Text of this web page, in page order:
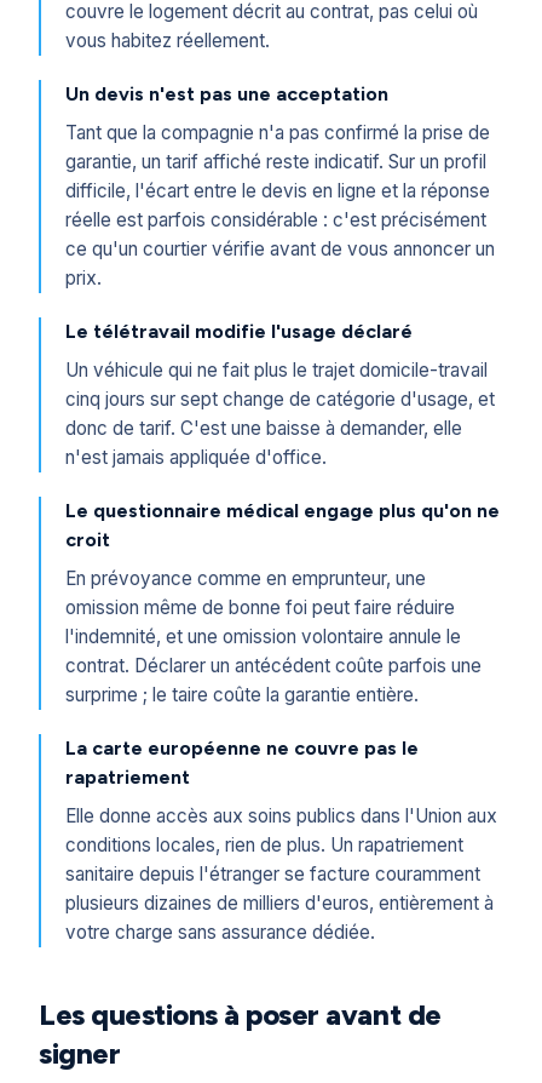
couvre le logement décrit au contrat, pas celui où
vous habitez réellement.
Un devis n'est pas une acceptation
Tant que la compagnie n'a pas confirmé la prise de
garantie, un tarif affiché reste indicatif. Sur un profil
difficile, l'écart entre le devis en ligne et la réponse
réelle est parfois considérable : c'est précisément
ce qu'un courtier vérifie avant de vous annoncer un
prix.
Le télétravail modifie l'usage déclaré
Un véhicule qui ne fait plus le trajet domicile-travail
cinq jours sur sept change de catégorie d'usage, et
donc de tarif. C'est une baisse à demander, elle
n'est jamais appliquée d'office.
Le questionnaire médical engage plus qu'on ne
croit
En prévoyance comme en emprunteur, une
omission même de bonne foi peut faire réduire
l'indemnité, et une omission volontaire annule le
contrat. Déclarer un antécédent coûte parfois une
surprime ; le taire coûte la garantie entière.
La carte européenne ne couvre pas le
rapatriement
Elle donne accès aux soins publics dans l'Union aux
conditions locales, rien de plus. Un rapatriement
sanitaire depuis l'étranger se facture couramment
plusieurs dizaines de milliers d'euros, entièrement à
votre charge sans assurance dédiée.
Les questions à poser avant de
signer